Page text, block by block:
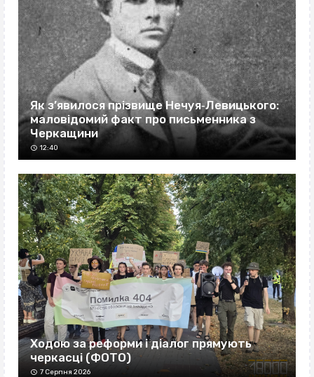
Як з’явилося прізвище Нечуя‐Левицького:
маловідомий факт про письменника з
Черкащини
12:40
Ходою за реформи і діалог прямують
черкасці (ФОТО)
7 Серпня 2026